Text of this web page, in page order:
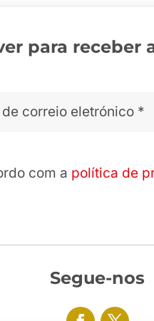
para receber
com a política de
Segue-nos